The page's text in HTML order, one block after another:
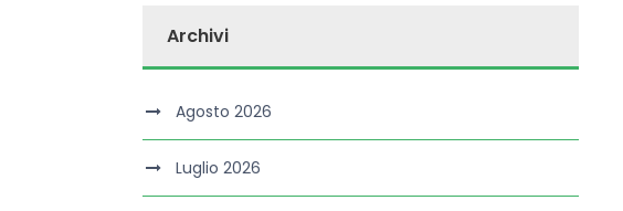
Archivi
Agosto 2026
Luglio 2026